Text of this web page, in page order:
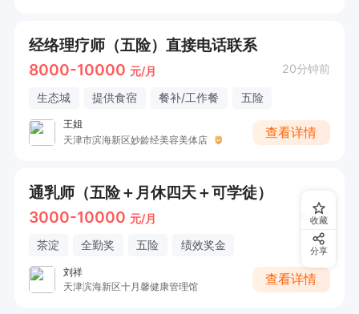
•免费专业培训（每年至少2次进修机会）
•员工理疗福利（每月4次免费理疗）
•节日礼品+年度旅游
3.晋升通道：初级理疗师→高级理疗师→技术主管
经络理疗师（五险）直接电话联系
8000-10000 元/月 20分钟前
生态城 提供食宿 餐补/工作餐 五险
王姐
天津市滨海新区妙龄经美容美体店
查看详情
通乳师（五险＋月休四天＋可学徒）
3000-10000 元/月 8天前
茶淀 全勤奖 五险 绩效奖金
刘祥
天津滨海新区十月馨健康管理馆
查看详情
收藏
分享